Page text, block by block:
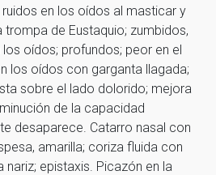
en los oídos al masticar y
trompa de Eustaquio; zumbidos,
oídos; profundos; peor en el
los oídos con garganta llagada;
sobre el lado dolorido; mejora
de la capacidad
desaparece. Catarro nasal con
amarilla; coriza fluida con
nariz; epistaxis. Picazón en la